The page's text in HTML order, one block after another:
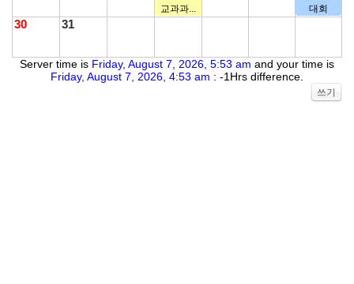
교과과...
대회
30 31
Server time is Friday, August 7, 2026, 5:53 am and your time is
Friday, August 7, 2026, 4:53 am : -1Hrs difference.
쓰기